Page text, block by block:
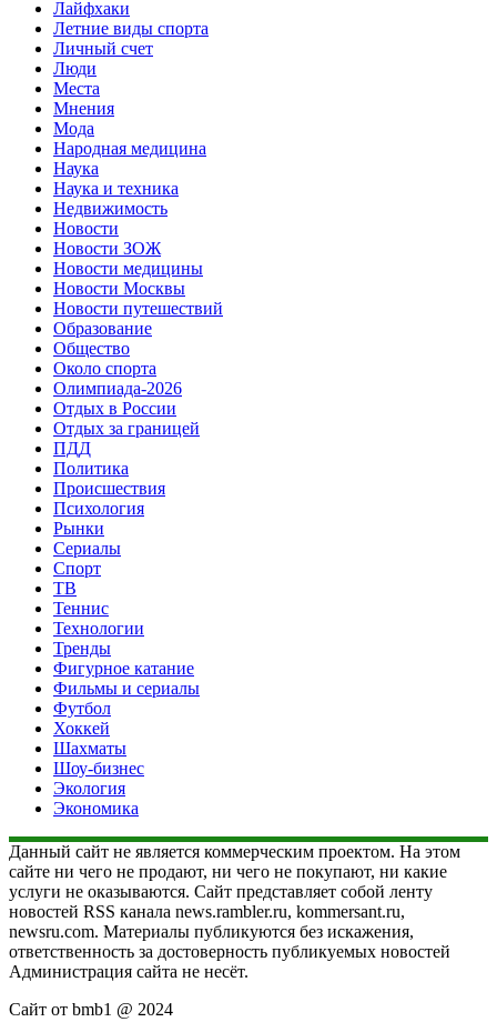
Лайфхаки
Летние виды спорта
Личный счет
Люди
Места
Мнения
Мода
Народная медицина
Наука
Наука и техника
Недвижимость
Новости
Новости ЗОЖ
Новости медицины
Новости Москвы
Новости путешествий
Образование
Общество
Около спорта
Олимпиада-2026
Отдых в России
Отдых за границей
ПДД
Политика
Происшествия
Психология
Рынки
Сериалы
Спорт
ТВ
Теннис
Технологии
Тренды
Фигурное катание
Фильмы и сериалы
Футбол
Хоккей
Шахматы
Шоу-бизнес
Экология
Экономика
Данный сайт не является коммерческим проектом. На этом
сайте ни чего не продают, ни чего не покупают, ни какие
услуги не оказываются. Сайт представляет собой ленту
новостей RSS канала news.rambler.ru, kommersant.ru,
newsru.com. Материалы публикуются без искажения,
ответственность за достоверность публикуемых новостей
Администрация сайта не несёт.
Сайт от bmb1 @ 2024